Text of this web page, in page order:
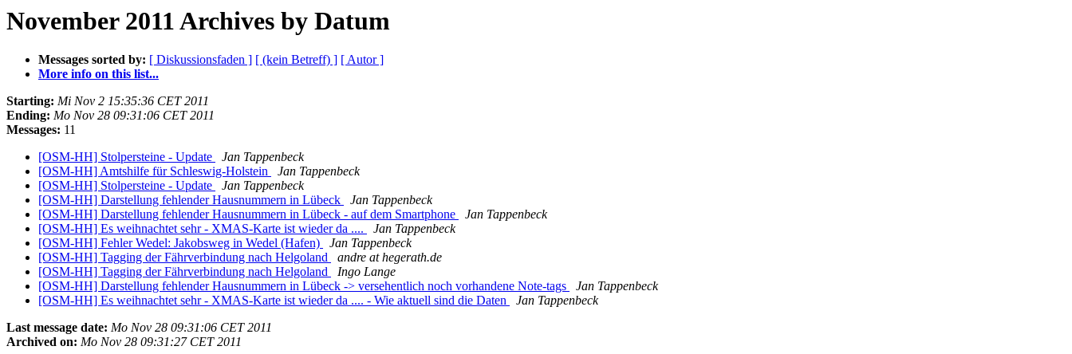
November 2011 Archives by Datum
Messages sorted by: [ Diskussionsfaden ] [ (kein Betreff) ] [ Autor ]
More info on this list...
Starting: Mi Nov 2 15:35:36 CET 2011
Ending: Mo Nov 28 09:31:06 CET 2011
Messages: 11
[OSM-HH] Stolpersteine - Update
Jan Tappenbeck
[OSM-HH] Amtshilfe für Schleswig-Holstein
Jan Tappenbeck
[OSM-HH] Stolpersteine - Update
Jan Tappenbeck
[OSM-HH] Darstellung fehlender Hausnummern in Lübeck
Jan Tappenbeck
[OSM-HH] Darstellung fehlender Hausnummern in Lübeck - auf dem Smartphone
Jan Tappenbeck
[OSM-HH] Es weihnachtet sehr - XMAS-Karte ist wieder da ....
Jan Tappenbeck
[OSM-HH] Fehler Wedel: Jakobsweg in Wedel (Hafen)
Jan Tappenbeck
[OSM-HH] Tagging der Fährverbindung nach Helgoland
andre at hegerath.de
[OSM-HH] Tagging der Fährverbindung nach Helgoland
Ingo Lange
[OSM-HH] Darstellung fehlender Hausnummern in Lübeck -> versehentlich noch vorhandene Note-tags
Jan Tappenbeck
[OSM-HH] Es weihnachtet sehr - XMAS-Karte ist wieder da .... - Wie aktuell sind die Daten
Jan Tappenbeck
Last message date: Mo Nov 28 09:31:06 CET 2011
Archived on: Mo Nov 28 09:31:27 CET 2011